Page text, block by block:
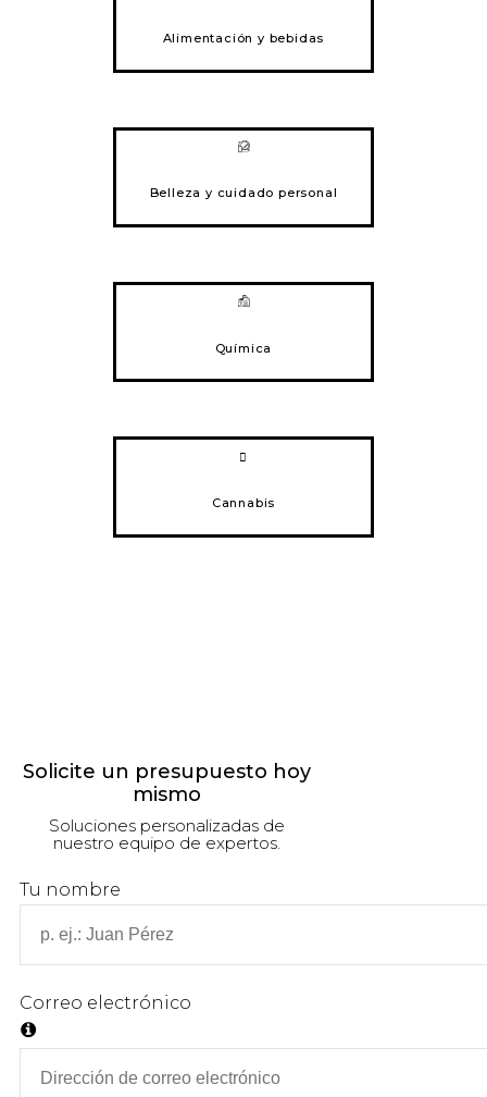
Alimentación y bebidas
Belleza y cuidado personal
Química
Cannabis
Solicite un presupuesto hoy
mismo
Soluciones personalizadas de
nuestro equipo de expertos.
Tu nombre
Correo electrónico